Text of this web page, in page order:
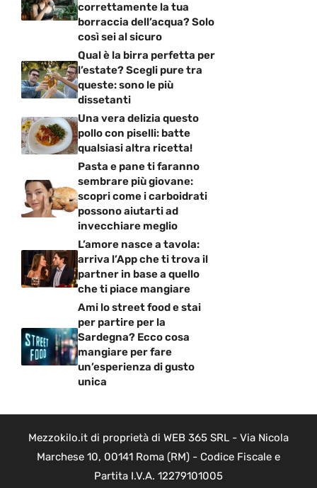
correttamente la tua
borraccia dell’acqua? Solo
così sei al sicuro
Qual è la birra perfetta per
l’estate? Scegli pure tra
queste: sono le più
dissetanti
Una vera delizia questo
pollo con piselli: batte
qualsiasi altra ricetta!
Pasta e pane ti faranno
sembrare più giovane:
scopri come i carboidrati
possono aiutarti ad
invecchiare meglio
L’amore nasce a tavola:
arriva l’App che ti trova il
partner in base a quello
che ti piace mangiare
Ami lo street food e stai
per partire per la
Sardegna? Ecco cosa
mangiare per fare
un’esperienza di gusto
unica
Mezzokilo.it di proprietà di WEB 365 SRL - Via Nicola
Marchese 10, 00141 Roma (RM) - Codice Fiscale e
Partita I.V.A. 12279101005